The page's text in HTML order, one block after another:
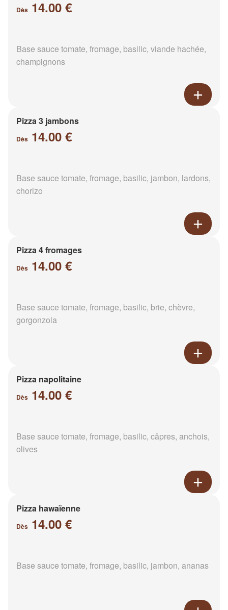
Dès 14.00 €
Base sauce tomate, fromage, basilic, viande hachée,
champignons
Pizza 3 jambons
Dès 14.00 €
Base sauce tomate, fromage, basilic, jambon, lardons,
chorizo
Pizza 4 fromages
Dès 14.00 €
Base sauce tomate, fromage, basilic, brie, chèvre,
gorgonzola
Pizza napolitaine
Dès 14.00 €
Base sauce tomate, fromage, basilic, câpres, anchois,
olives
Pizza hawaïenne
Dès 14.00 €
Base sauce tomate, fromage, basilic, jambon, ananas